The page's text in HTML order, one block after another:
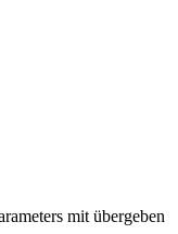
mit übergeben